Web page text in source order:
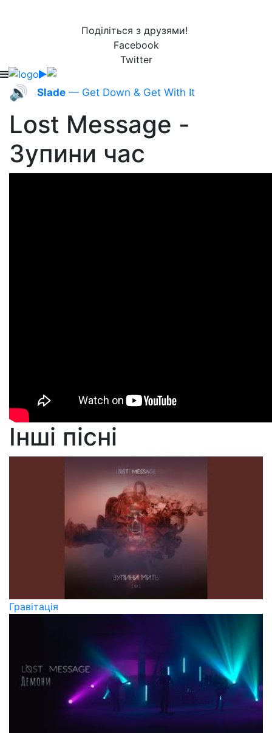
Поділіться з друзями!
Facebook
Twitter
🔊 Slade — Get Down & Get With It
Lost Message -
Зупини час
Інші пісні
Гравітація